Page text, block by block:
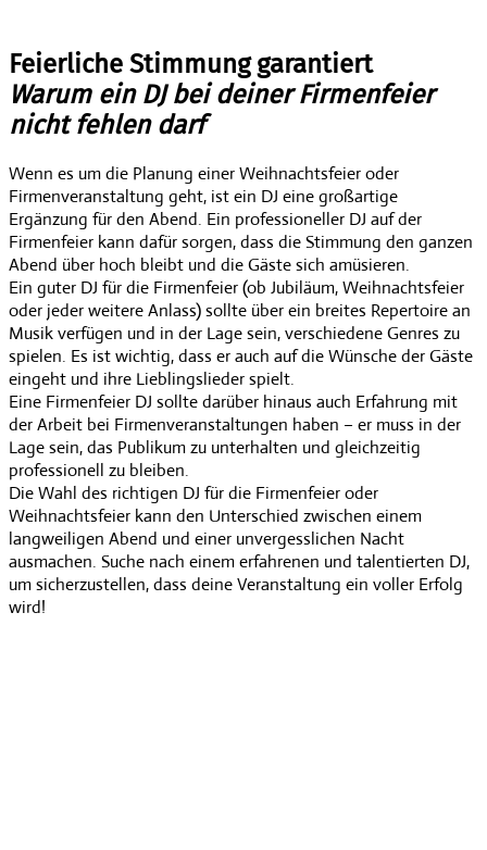
Feierliche Stimmung garantiert
Warum ein DJ bei deiner Firmenfeier
nicht fehlen darf
Wenn es um die Planung einer Weihnachtsfeier oder
Firmenveranstaltung geht, ist ein DJ eine großartige
Ergänzung für den Abend. Ein professioneller DJ auf der
Firmenfeier kann dafür sorgen, dass die Stimmung den ganzen
Abend über hoch bleibt und die Gäste sich amüsieren.
Ein guter DJ für die Firmenfeier (ob Jubiläum, Weihnachtsfeier
oder jeder weitere Anlass) sollte über ein breites Repertoire an
Musik verfügen und in der Lage sein, verschiedene Genres zu
spielen. Es ist wichtig, dass er auch auf die Wünsche der Gäste
eingeht und ihre Lieblingslieder spielt.
Eine Firmenfeier DJ sollte darüber hinaus auch Erfahrung mit
der Arbeit bei Firmenveranstaltungen haben – er muss in der
Lage sein, das Publikum zu unterhalten und gleichzeitig
professionell zu bleiben.
Die Wahl des richtigen DJ für die Firmenfeier oder
Weihnachtsfeier kann den Unterschied zwischen einem
langweiligen Abend und einer unvergesslichen Nacht
ausmachen. Suche nach einem erfahrenen und talentierten DJ,
um sicherzustellen, dass deine Veranstaltung ein voller Erfolg
wird!